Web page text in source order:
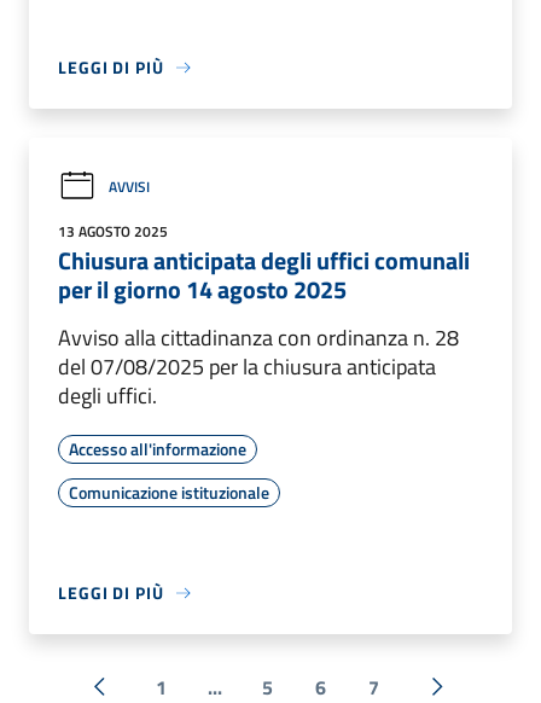
LEGGI DI PIÙ
AVVISI
13 AGOSTO 2025
Chiusura anticipata degli uffici comunali
per il giorno 14 agosto 2025
Avviso alla cittadinanza con ordinanza n. 28
del 07/08/2025 per la chiusura anticipata
degli uffici.
Accesso all'informazione
Comunicazione istituzionale
LEGGI DI PIÙ
1 ... 5 6 7